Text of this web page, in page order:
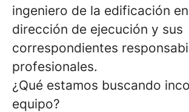
ingeniero de la edificación
dirección de ejecución y sus
correspondientes
profesionales.
¿Qué estamos buscando
equipo?